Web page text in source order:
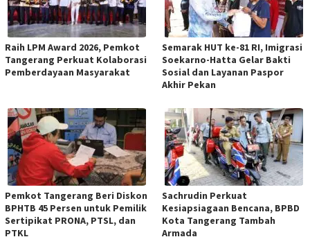
Raih LPM Award 2026, Pemkot
Tangerang Perkuat Kolaborasi
Pemberdayaan Masyarakat
Semarak HUT ke-81 RI, Imigrasi
Soekarno-Hatta Gelar Bakti
Sosial dan Layanan Paspor
Akhir Pekan
Pemkot Tangerang Beri Diskon
BPHTB 45 Persen untuk Pemilik
Sertipikat PRONA, PTSL, dan
PTKL
Sachrudin Perkuat
Kesiapsiagaan Bencana, BPBD
Kota Tangerang Tambah
Armada